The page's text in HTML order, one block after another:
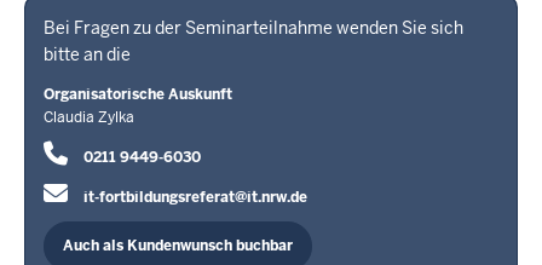
Bei Fragen zu der Seminarteilnahme wenden Sie sich
bitte an die
Organisatorische Auskunft
Claudia Zylka
0211 9449-6030
it-fortbildungsreferat@it.nrw.de
Auch als Kundenwunsch buchbar